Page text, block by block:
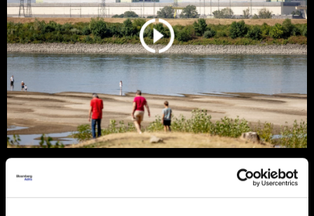
Istorijski nizak Dunav otkriva
slabosti srpske energetike i logistike